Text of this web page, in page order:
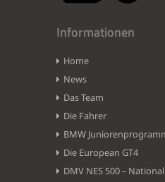
Informationen
Home
News
Das Team
Die Fahrer
BMW
Die European GT4
DMV NES 500 –